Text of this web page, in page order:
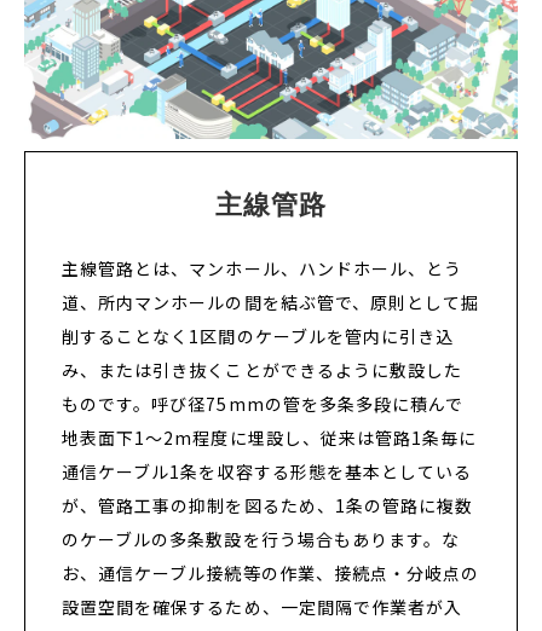
主線管路
主線管路とは、マンホール、ハンドホール、とう
道、所内マンホールの間を結ぶ管で、原則として掘
削することなく1区間のケーブルを管内に引き込
み、または引き抜くことができるように敷設した
ものです。呼び径75mmの管を多条多段に積んで
地表面下1～2m程度に埋設し、従来は管路1条毎に
通信ケーブル1条を収容する形態を基本としている
が、管路工事の抑制を図るため、1条の管路に複数
のケーブルの多条敷設を行う場合もあります。な
お、通信ケーブル接続等の作業、接続点・分岐点の
設置空間を確保するため、一定間隔で作業者が入